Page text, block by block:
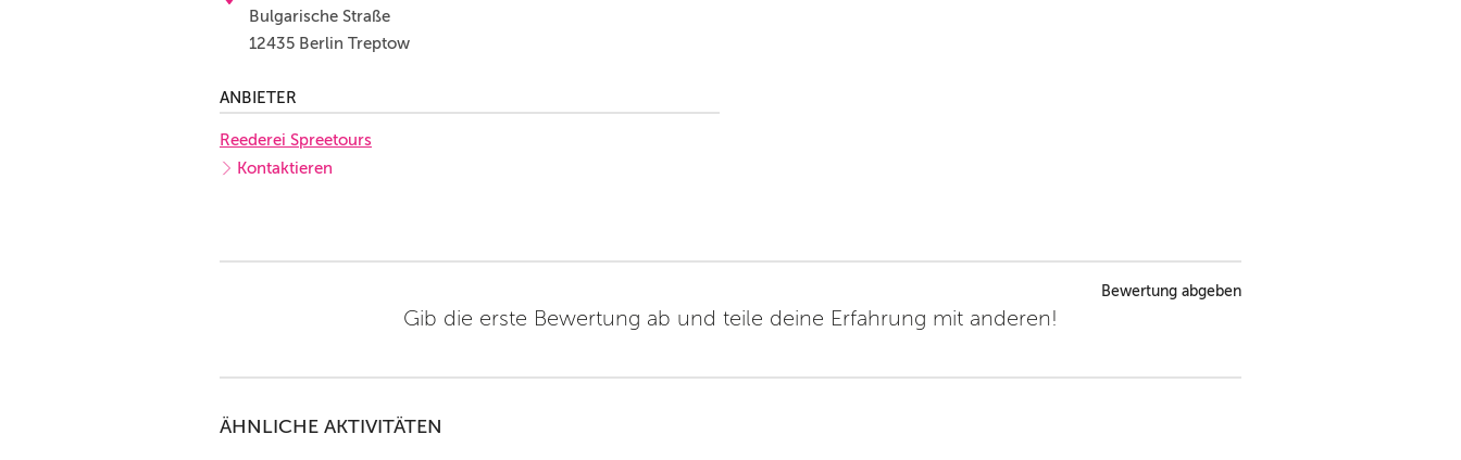
Bulgarische Straße
12435 Berlin Treptow
ANBIETER
Reederei Spreetours
Kontaktieren
Bewertung abgeben
Gib die erste Bewertung ab und teile deine Erfahrung mit anderen!
ÄHNLICHE AKTIVITÄTEN